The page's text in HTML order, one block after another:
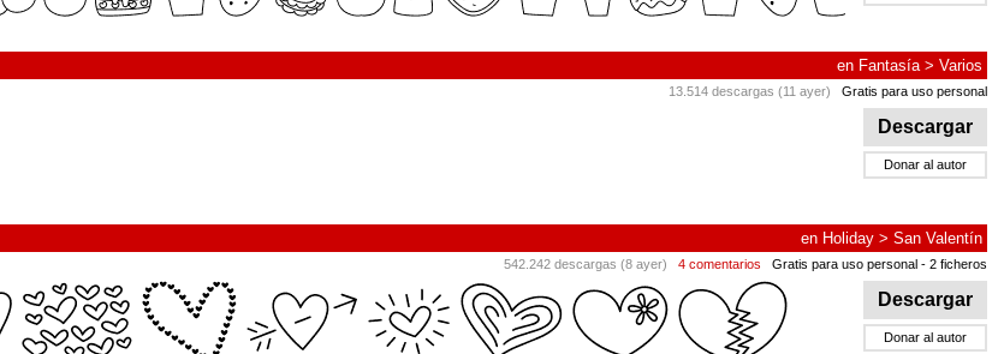
en Fantasía> Varios
13.514 descargas (11 ayer) Gratis para uso personal
Descargar
Donar al autor
en Holiday > San Valentín
542.242 descargas (8 ayer) 4 comentarios Gratis para uso personal - 2 ficheros
Descargar
Donar al autor